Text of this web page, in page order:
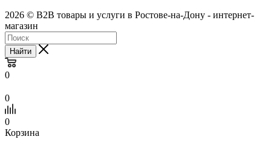
2026 © B2B товары и услуги в Ростове-на-Дону - интернет-
магазин
Найти
0
0
0
Корзина